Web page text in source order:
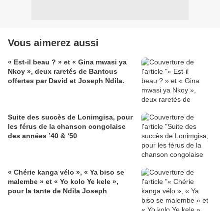
Vous aimerez aussi
« Est-il beau ? » et « Gina mwasi ya
Nkoy », deux raretés de Bantous
offertes par David et Joseph Ndila.
Suite des succès de Lonimgisa, pour
les férus de la chanson congolaise
des années ’40 & ‘50
« Chérie kanga vélo », « Ya biso se
malembe » et « Yo kolo Ye kele »,
pour la tante de Ndila Joseph